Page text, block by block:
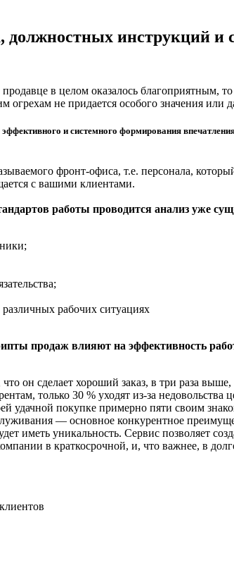
должностных инструкций и
в целом оказалось
огрехам не придается особого значения или
и системного формирования
фронт-офиса, т.е. персонала,
с вашими клиентами.
работы проводится анализ уже
рабочих ситуациях
продаж влияют на эффективность
он сделает хороший заказ, в три раза
только 30 % уходят из-за
удачной покупке примерно пяти своим
— основное конкурентное
иметь уникальность. Сервис позволяет
в краткосрочной, и, что важнее, в